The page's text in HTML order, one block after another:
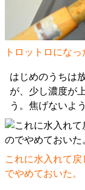
トロットロになっ
はじめのうちは
が、少し濃度が
う。焦げないよ
これに水入れて
でやめておいた。